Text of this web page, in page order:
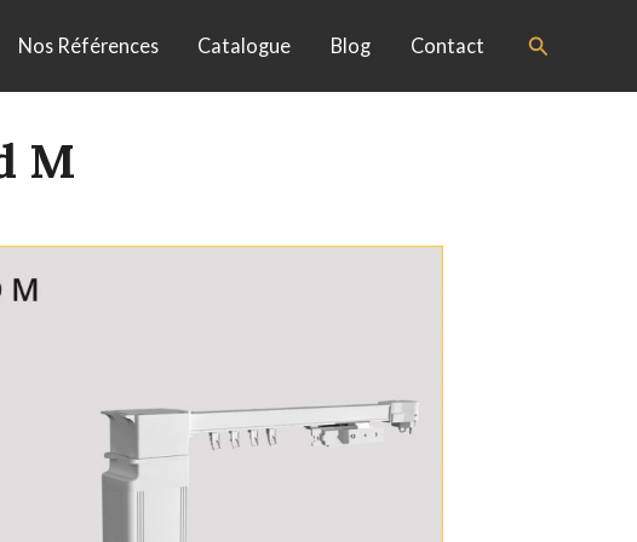
Nos Références Catalogue Blog Contact Search
M